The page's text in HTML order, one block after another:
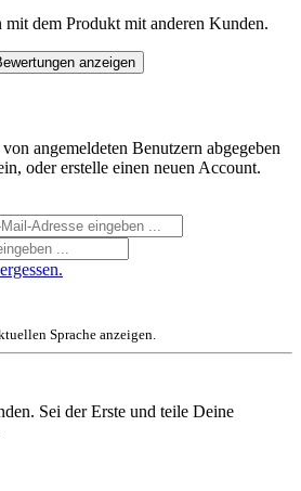
dem Produkt mit anderen Kunden.
anzeigen
angemeldeten Benutzern abgegeben
oder erstelle einen neuen Account.
Sprache anzeigen.
Sei der Erste und teile Deine